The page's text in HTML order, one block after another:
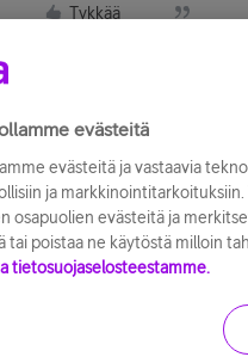
Tykkää
evästeitä
evästeitä ja vastaavia
ja
osapuolien evästeitä ja
tai poistaa ne käytöstä milloin
tietosuojaselosteestamme.